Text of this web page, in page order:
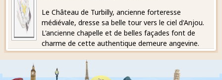
Le Château de Turbilly, ancienne forteresse
médiévale, dresse sa belle tour vers le ciel d'Anjou.
L'ancienne chapelle et de belles façades font de
charme de cette authentique demeure angevine.